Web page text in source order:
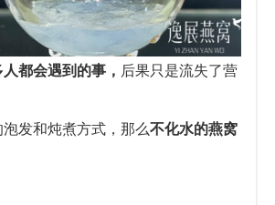
都会遇到的事 ， 后果只是流失了营
发和炖煮方式，那么不化水的燕窝